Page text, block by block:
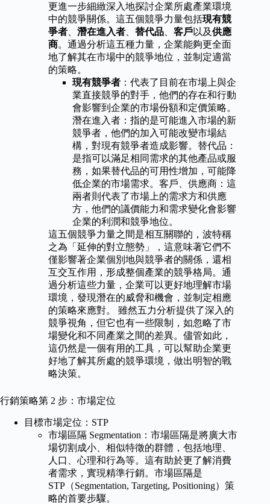
更進一步細緻深入地探討企業所處產業環境
中的競爭關係。這五個競爭力量包括現有競
爭者
潛在進入者 替代品 客戶以及供應
商。通過分析這五種力量，企業能夠更全面
地了解其在市場中的競爭地位，並制定適當
的策略。
現有競爭者 ：代表了目前在市場上與企
業直接競爭的對手，他們的存在和行動
會影響到企業的市場份額和定價策略。
潛在進入者：指的是可能進入市場的新
競爭者，他們的加入可能改變市場結
構，對現有競爭者造成影響。替代品：
是指可以滿足相同需求的其他產品或服
務，如果替代品的可用性增加，可能降
低企業的市場需求。客戶、供應商：這
兩者則代表了市場上的需求方和供應
方，他們的議價能力和需求變化會影響
企業的利潤和競爭地位。
這五個競爭力量之間是相互關聯的，波特稱
之為「延伸的對立態勢」，這意味著它們不
僅影響著企業個別地與競爭者的關係，還相
互交互作用，形成整個產業的競爭格局。通
過分析這些力量，企業可以更好地理解市場
環境，發現潛在的威脅和機會，並制定相應
的策略來應對。 雖然五力分析提供了深入的
競爭視角，但它也有一些限制，如忽略了市
場變化和不同產業之間的差異。儘管如此，
這仍然是一個有用的工具，可以幫助企業更
好地了解其所處的競爭環境，做出明智的戰
略決策。
行銷策略第 2 步：市場定位
目標市場定位：STP
市場區隔 Segmentation：市場區隔是將廣大市
場切割成小、相似特徵的群體，包括地理、
人口、心理和行為等。這有助於更了解消費
者需求，實現精準行銷。市場區隔是
STP（Segmentation, Targeting, Positioning）策
略的首要步驟。